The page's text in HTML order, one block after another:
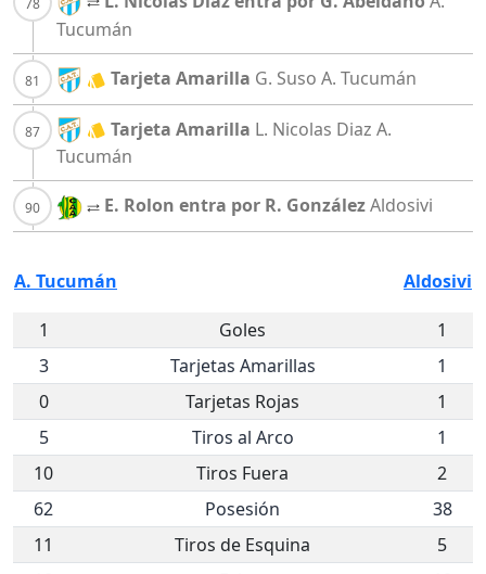
Tucumán
Tarjeta Amarilla G. Suso A. Tucumán
Tarjeta Amarilla L. Nicolas Diaz A.
Tucumán
E. Rolon entra por R. GonzálezAldosivi
A. Tucumán Aldosivi
1 Goles
1
3
Tarjetas Amarillas
1
0
Tarjetas Rojas
1
5
Tiros al Arco
1
10
Tiros Fuera
2
62
Posesión
38
11
Tiros de Esquina
5